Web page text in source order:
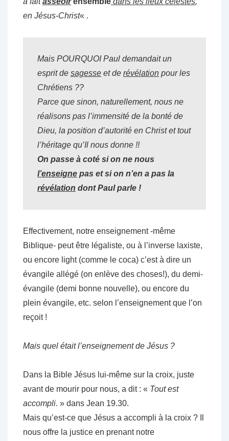
en Jésus-Christ« .
Mais POURQUOI Paul demandait un
esprit de sagesse et de révélation pour les
Chrétiens ??
Parce que sinon, naturellement, nous ne
réalisons pas l’immensité de la bonté de
Dieu, la position d’autorité en Christ et tout
l’héritage qu’Il nous donne !!
On passe à coté si on ne nous
l’enseigne pas et si on n’en a pas la
révélation dont Paul parle !
Effectivement, notre enseignement -même
Biblique- peut être légaliste, ou à l’inverse laxiste,
ou encore light (comme le coca) c’est à dire un
évangile allégé (on enlève des choses!), du demi-
évangile (demi bonne nouvelle), ou encore du
plein évangile, etc. selon l’enseignement que l’on
reçoit !
Mais quel était l’enseignement de Jésus ?
Dans la Bible Jésus lui-même sur la croix, juste
avant de mourir pour nous, a dit : « Tout est
accompli. » dans Jean 19.30.
Mais qu’est-ce que Jésus a accompli à la croix ? Il
nous offre la justice en prenant notre